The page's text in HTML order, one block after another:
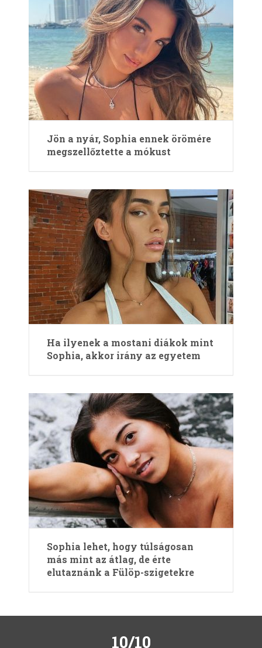
Jön a nyár, Sophia ennek örömére
megszellőztette a mókust
Ha ilyenek a mostani diákok mint
Sophia, akkor irány az egyetem
Sophia lehet, hogy túlságosan
más mint az átlag, de érte
elutaznánk a Fülöp-szigetekre
10/10